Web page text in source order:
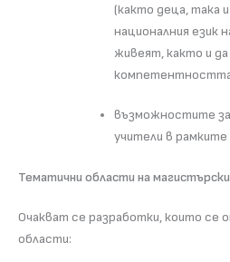
(както деца, така
националния език
живеят, както и да
компетентността
възможностите
учители в рамките
Тематични области на
Очакват се разработки, които се
области: